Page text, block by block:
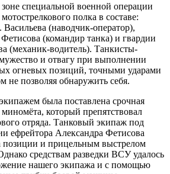
специальной военной операции
полка в составе:
(наводчик-оператор),
(командир танка) и гвардии
(механик-водитель). Танкисты-
и отвагу при выполнении
огневых позиций, точными ударами
не позволяя обнаружить себя.
была поставлена срочная
который препятствовал
отряда. Танковый экипаж под
ефрейтора Александра Фетисова
позиции и прицельным выстрелом
средствам разведки ВСУ удалось
нашего экипажа и с помощью